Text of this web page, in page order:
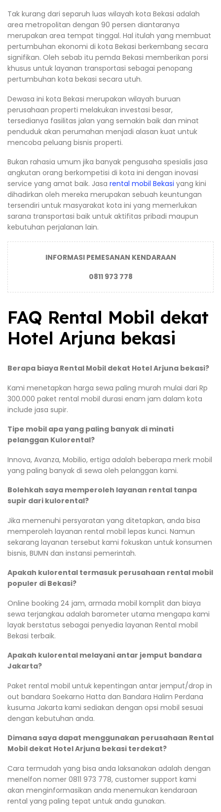
Tak kurang dari separuh luas wilayah kota Bekasi adalah
area metropolitan dengan 90 persen diantaranya
merupakan area tempat tinggal. Hal itulah yang membuat
pertumbuhan ekonomi di kota Bekasi berkembang secara
signifikan. Oleh sebab itu pemda Bekasi memberikan porsi
khusus untuk layanan transportasi sebagai penopang
pertumbuhan kota bekasi secara utuh.
Dewasa ini kota Bekasi merupakan wilayah buruan
perusahaan properti melakukan investasi besar,
tersedianya fasilitas jalan yang semakin baik dan minat
penduduk akan perumahan menjadi alasan kuat untuk
mencoba peluang bisnis properti.
Bukan rahasia umum jika banyak pengusaha spesialis jasa
angkutan orang berkompetisi di kota ini dengan inovasi
service yang amat baik. Jasa rental mobil Bekasi yang kini
dihadirkan oleh mereka merupakan sebuah keuntungan
tersendiri untuk masyarakat kota ini yang memerlukan
sarana transportasi baik untuk aktifitas pribadi maupun
kebutuhan perjalanan lain.
INFORMASI PEMESANAN KENDARAAN
0811 973 778
FAQ Rental Mobil dekat
Hotel Arjuna bekasi
Berapa biaya Rental Mobil dekat Hotel Arjuna bekasi?
Kami menetapkan harga sewa paling murah mulai dari Rp
300.000 paket rental mobil durasi enam jam dalam kota
include jasa supir.
Tipe mobil apa yang paling banyak di minati
pelanggan Kulorental?
Innova, Avanza, Mobilio, ertiga adalah beberapa merk mobil
yang paling banyak di sewa oleh pelanggan kami.
Bolehkah saya memperoleh layanan rental tanpa
supir dari kulorental?
Jika memenuhi persyaratan yang ditetapkan, anda bisa
memperoleh layanan rental mobil lepas kunci. Namun
sekarang layanan tersebut kami fokuskan untuk konsumen
bisnis, BUMN dan instansi pemerintah.
Apakah kulorental termasuk perusahaan rental mobil
populer di Bekasi?
Online booking 24 jam, armada mobil komplit dan biaya
sewa terjangkau adalah barometer utama mengapa kami
layak berstatus sebagai penyedia layanan Rental mobil
Bekasi terbaik.
Apakah kulorental melayani antar jemput bandara
Jakarta?
Paket rental mobil untuk kepentingan antar jemput/drop in
out bandara Soekarno Hatta dan Bandara Halim Perdana
kusuma Jakarta kami sediakan dengan opsi mobil sesuai
dengan kebutuhan anda.
Dimana saya dapat menggunakan perusahaan Rental
Mobil dekat Hotel Arjuna bekasi terdekat?
Cara termudah yang bisa anda laksanakan adalah dengan
menelfon nomer 0811 973 778, customer support kami
akan menginformasikan anda menemukan kendaraan
rental yang paling tepat untuk anda gunakan.